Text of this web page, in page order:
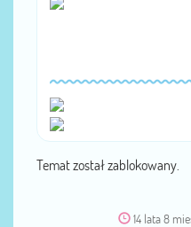
Temat został zablokowany.
14 lata 8